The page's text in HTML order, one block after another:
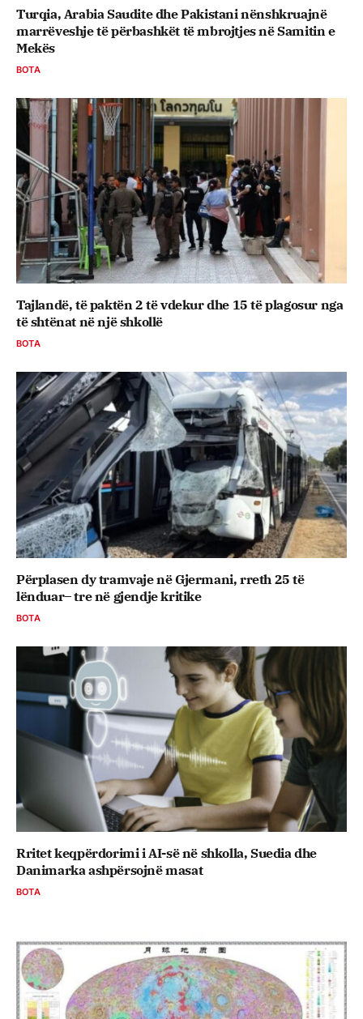
Turqia, Arabia Saudite dhe Pakistani nënshkruajnë
marrëveshje të përbashkët të mbrojtjes në Samitin e
Mekës
BOTA
Tajlandë, të paktën 2 të vdekur dhe 15 të plagosur nga
të shtënat në një shkollë
BOTA
Përplasen dy tramvaje në Gjermani, rreth 25 të
lënduar– tre në gjendje kritike
BOTA
Rritet keqpërdorimi i AI-së në shkolla, Suedia dhe
Danimarka ashpërsojnë masat
BOTA